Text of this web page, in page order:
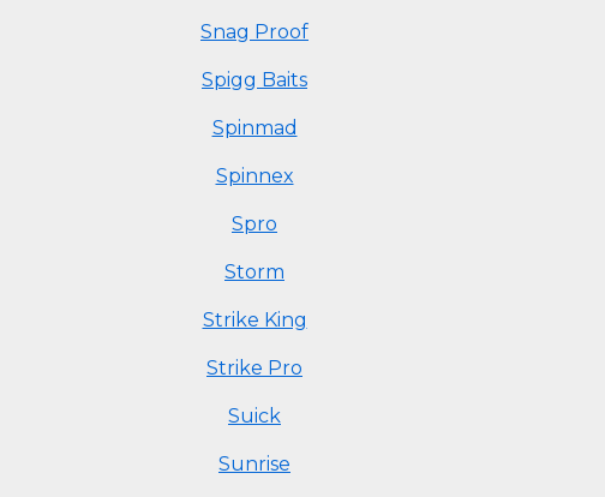
Snag Proof
Spigg Baits
Spinmad
Spinnex
Spro
Storm
Strike King
Strike Pro
Suick
Sunrise